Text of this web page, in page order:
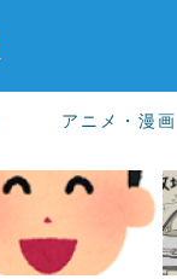
アニメ・漫画